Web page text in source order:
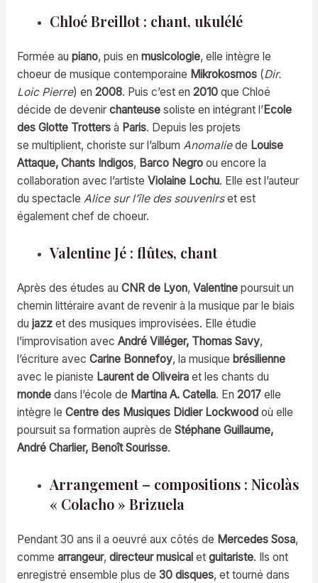
Chloé Breillot : chant, ukulélé
Formée au piano, puis en musicologie, elle intègre le
choeur de musique contemporaine Mikrokosmos(Dir.
Loic Pierre) en 2008. Puis c’est en 2010que Chloé
décide de devenir chanteusesoliste en intégrant l’Ecole
des Glotte Trottersà Paris. Depuis les projets
se multiplient, choriste sur l’album Anomaliede Louise
Attaque, Chants Indigos, Barco Negroou encore la
collaboration avec l’artiste Violaine Lochu. Elle est l’auteur
du spectacle Alice sur l’île des souvenirset est
également chef de choeur.
Valentine Jé : flûtes, chant
Après des études au CNR de Lyon, Valentinepoursuit un
chemin littéraire avant de revenir à la musique par le biais
du jazzet des musiques improvisées. Elle étudie
l’improvisation avec André Villéger, Thomas Savy,
l’écriture avec Carine Bonnefoy, la musique brésilienne
avec le pianiste Laurent de Oliveiraet les chants du
mondedans l’école de Martina A. Catella. En 2017elle
intègre le Centre des Musiques Didier Lockwoodoù elle
poursuit sa formation auprès de Stéphane Guillaume,
André Charlier, Benoît Sourisse.
Arrangement – compositions : Nicolàs
« Colacho » Brizuela
Pendant 30 ans il a oeuvré aux côtés de Mercedes Sosa,
comme arrangeur, directeur musical et guitariste. Ils ont
enregistré ensemble plus de 30 disques, et tourné dans